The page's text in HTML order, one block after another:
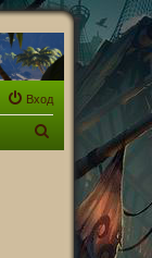
Вход